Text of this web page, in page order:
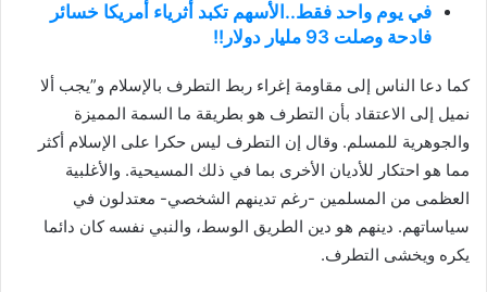
في يوم واحد فقط..الأسهم تكبد أثرياء أمريكا خسائر
فادحة وصلت 93 مليار دولار!!
كما دعا الناس إلى مقاومة إغراء ربط التطرف بالإسلام و”يجب ألا
نميل إلى الاعتقاد بأن التطرف هو بطريقة ما السمة المميزة
والجوهرية للمسلم. وقال إن التطرف ليس حكرا على الإسلام أكثر
مما هو احتكار للأديان الأخرى بما في ذلك المسيحية. والأغلبية
العظمى من المسلمين -رغم تدينهم الشخصي- معتدلون في
سياساتهم. دينهم هو دين الطريق الوسط، والنبي نفسه كان دائما
يكره ويخشى التطرف.